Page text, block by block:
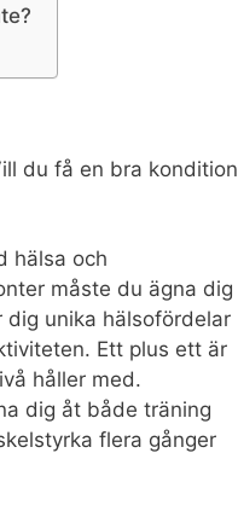
du få en bra kondition
hälsa och
måste du ägna dig
dig unika hälsofördelar
Ett plus ett är
håller med.
dig åt både träning
flera gånger